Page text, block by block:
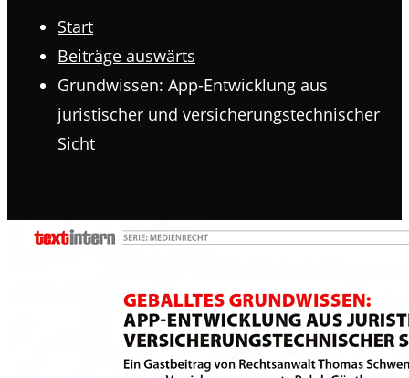
Start
Beiträge auswärts
Grundwissen: App-Entwicklung aus
juristischer und versicherungstechnischer
Sicht